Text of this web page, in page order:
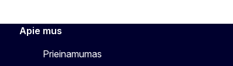
Apie mus
Prieinamumas